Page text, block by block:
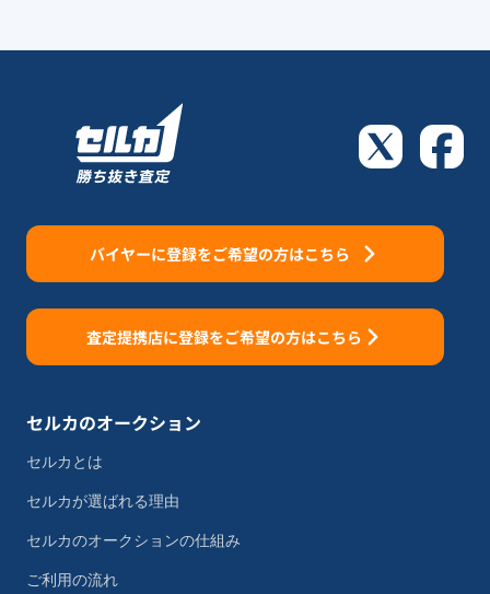
バイヤーに登録をご希望の方はこちら
査定提携店に登録をご希望の方はこちら
セルカのオークション
セルカとは
セルカが選ばれる理由
セルカのオークションの仕組み
ご利用の流れ